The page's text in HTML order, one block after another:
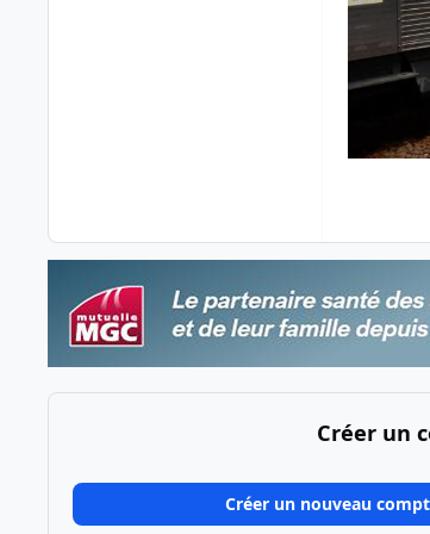
Créer un
Créer un nouveau